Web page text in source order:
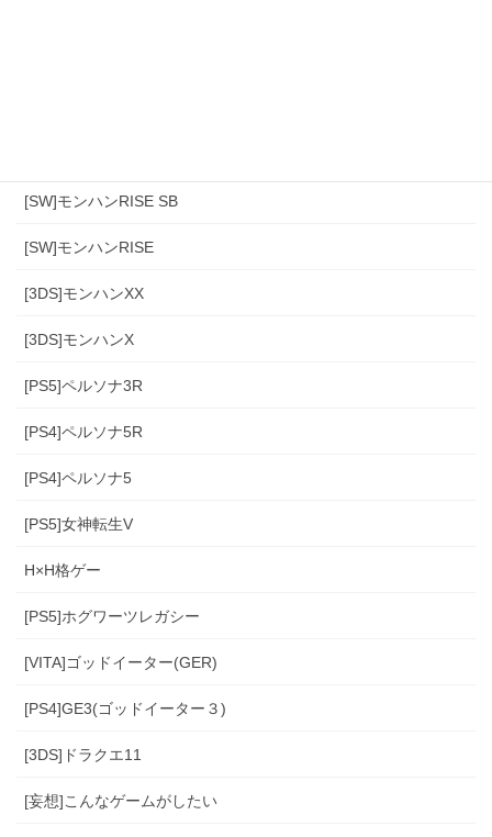
[SW]モンハンRISE SB
[SW]モンハンRISE
[3DS]モンハンXX
[3DS]モンハンX
[PS5]ペルソナ3R
[PS4]ペルソナ5R
[PS4]ペルソナ5
[PS5]女神転生V
H×H格ゲー
[PS5]ホグワーツレガシー
[VITA]ゴッドイーター(GER)
[PS4]GE3(ゴッドイーター３)
[3DS]ドラクエ11
[妄想]こんなゲームがしたい